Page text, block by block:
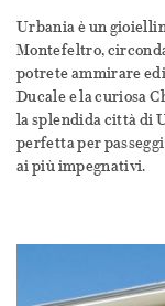
Urbania è un
Montefeltro,
potrete ammirare
Ducale e la curiosa
la splendida città di
perfetta per
ai più impegnativi.